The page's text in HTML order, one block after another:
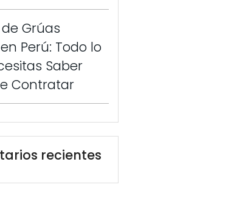
Grúas
Perú: Todo lo
Saber
Contratar
recientes